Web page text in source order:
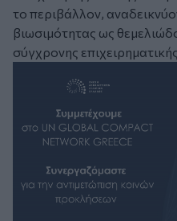
το περιβάλλον,
βιωσιμότητας ως
σύγχρονης